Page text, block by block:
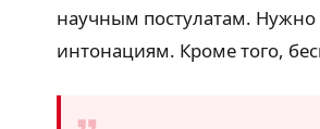
научным постулатам.
интонациям. Кроме того,